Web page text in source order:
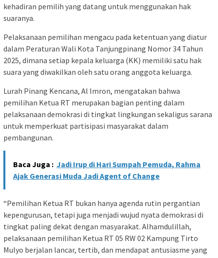
kehadiran pemilih yang datang untuk menggunakan hak
suaranya.
Pelaksanaan pemilihan mengacu pada ketentuan yang diatur
dalam Peraturan Wali Kota Tanjungpinang Nomor 34 Tahun
2025, dimana setiap kepala keluarga (KK) memiliki satu hak
suara yang diwakilkan oleh satu orang anggota keluarga.
Lurah Pinang Kencana, Al Imron, mengatakan bahwa
pemilihan Ketua RT merupakan bagian penting dalam
pelaksanaan demokrasi di tingkat lingkungan sekaligus sarana
untuk memperkuat partisipasi masyarakat dalam
pembangunan.
Baca Juga : Jadi Irup di Hari Sumpah Pemuda, Rahma
Ajak Generasi Muda Jadi Agent of Change
“Pemilihan Ketua RT bukan hanya agenda rutin pergantian
kepengurusan, tetapi juga menjadi wujud nyata demokrasi di
tingkat paling dekat dengan masyarakat. Alhamdulillah,
pelaksanaan pemilihan Ketua RT 05 RW 02 Kampung Tirto
Mulyo berjalan lancar, tertib, dan mendapat antusiasme yang